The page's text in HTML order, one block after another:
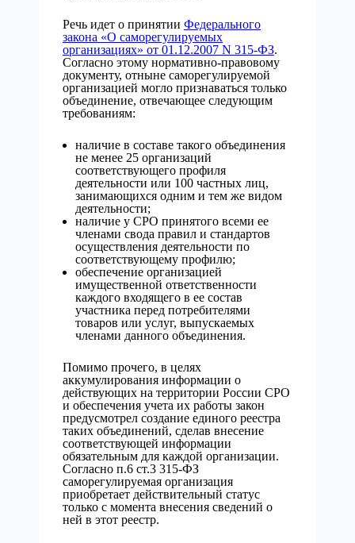
Речь идет о принятии Федерального
закона «О саморегулируемых
организациях» от 01.12.2007 N 315-ФЗ.
Согласно этому нормативно-правовому
документу, отныне саморегулируемой
организацией могло признаваться только
объединение, отвечающее следующим
требованиям:
наличие в составе такого объединения
не менее 25 организаций
соответствующего профиля
деятельности или 100 частных лиц,
занимающихся одним и тем же видом
деятельности;
наличие у СРО принятого всеми ее
членами свода правил и стандартов
осуществления деятельности по
соответствующему профилю;
обеспечение организацией
имущественной ответственности
каждого входящего в ее состав
участника перед потребителями
товаров или услуг, выпускаемых
членами данного объединения.
Помимо прочего, в целях
аккумулирования информации о
действующих на территории России СРО
и обеспечения учета их работы закон
предусмотрел создание единого реестра
таких объединений, сделав внесение
соответствующей информации
обязательным для каждой организации.
Согласно п.6 ст.3 315-ФЗ
саморегулируемая организация
приобретает действительный статус
только с момента внесения сведений о
ней в этот реестр.